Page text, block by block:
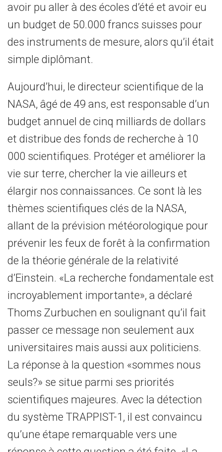
avoir pu aller à des écoles d’été et avoir eu
un budget de 50.000 francs suisses pour
des instruments de mesure, alors qu’il était
simple diplômant.
Aujourd’hui, le directeur scientifique de la
NASA, âgé de 49 ans, est responsable d’un
budget annuel de cinq milliards de dollars
et distribue des fonds de recherche à 10
000 scientifiques. Protéger et améliorer la
vie sur terre, chercher la vie ailleurs et
élargir nos connaissances. Ce sont là les
thèmes scientifiques clés de la NASA,
allant de la prévision météorologique pour
prévenir les feux de forêt à la confirmation
de la théorie générale de la relativité
d’Einstein. «La recherche fondamentale est
incroyablement importante», a déclaré
Thoms Zurbuchen en soulignant qu’il fait
passer ce message non seulement aux
universitaires mais aussi aux politiciens.
La réponse à la question «sommes nous
seuls?» se situe parmi ses priorités
scientifiques majeures. Avec la détection
du système TRAPPIST-1, il est convaincu
qu’une étape remarquable vers une